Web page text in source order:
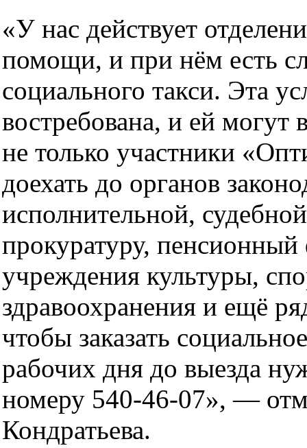
«У нас действует
помощи, и при нём есть
социального такси. Эта
востребована, и ей могут
не только участники
доехать до органов
исполнительной,
прокуратуру,
учреждения культуры,
здравоохранения и ещё
чтобы заказать
рабочих дня до выезда
номеру 540-46-07», —
Кондратьева.